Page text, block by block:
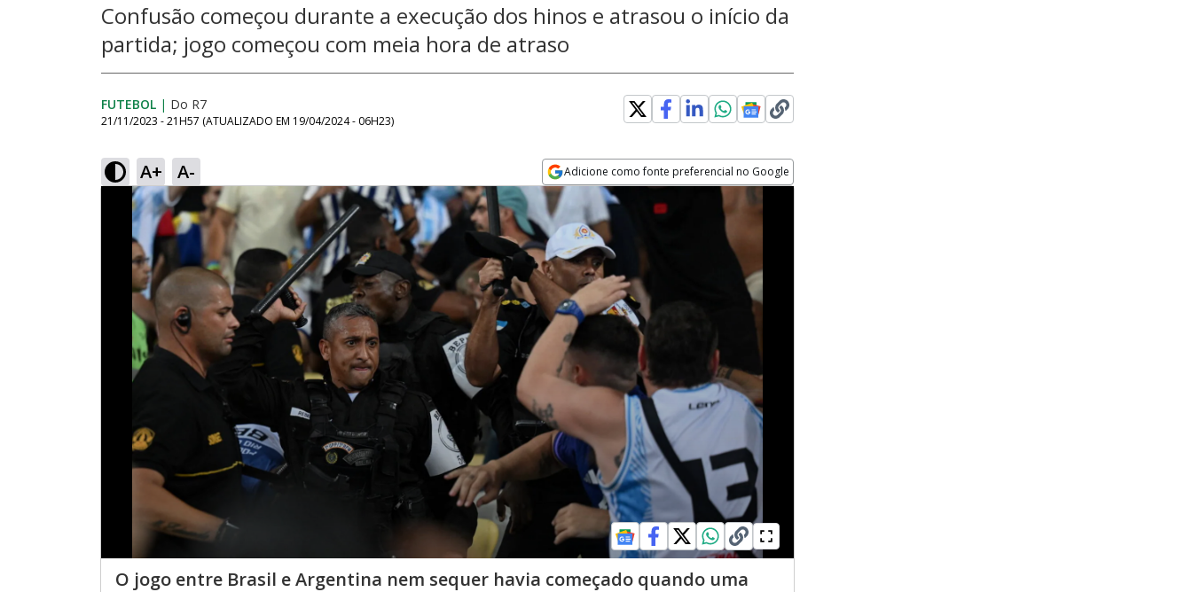
Confusão começou durante a execução dos hinos e atrasou o início da
partida; jogo começou com meia hora de atraso
FUTEBOL | Do R7
21/11/2023 - 21H57 (ATUALIZADO EM 19/04/2024 - 06H23)
A+ A- Adicione como fonte preferencial no Google
Opens in new window
O jogo entre Brasil e Argentina nem sequer havia começado quando uma